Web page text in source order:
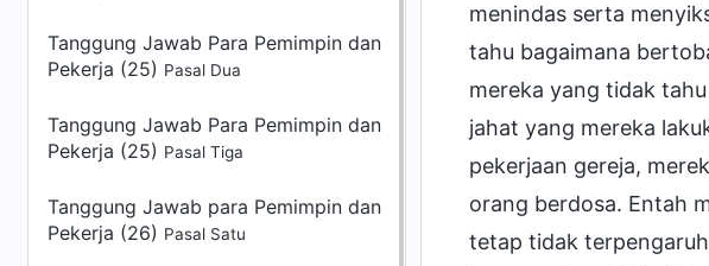
Tanggung Jawab Para Pemimpin dan
Pekerja (25) Pasal Dua
Tanggung Jawab Para Pemimpin dan
Pekerja (25) Pasal Tiga
Tanggung Jawab para Pemimpin dan
Pekerja (26) Pasal Satu
menindas serta
tahu bagaimana
mereka yang tidak
jahat yang mereka
pekerjaan gereja,
orang berdosa. Entah
tetap tidak